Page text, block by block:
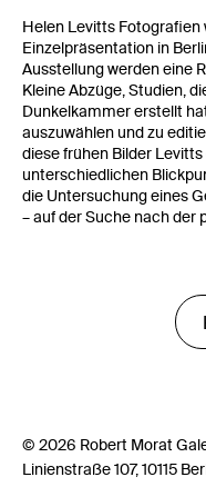
Helen Levitts Fotografien
Einzelpräsentation in
Ausstellung werden eine
Kleine Abzüge, Studien,
Dunkelkammer erstellt
auszuwählen und zu
diese frühen Bilder Levitts
unterschiedlichen
die Untersuchung eines
– auf der Suche nach der
© 2026 Robert Morat
Linienstraße 107, 10115